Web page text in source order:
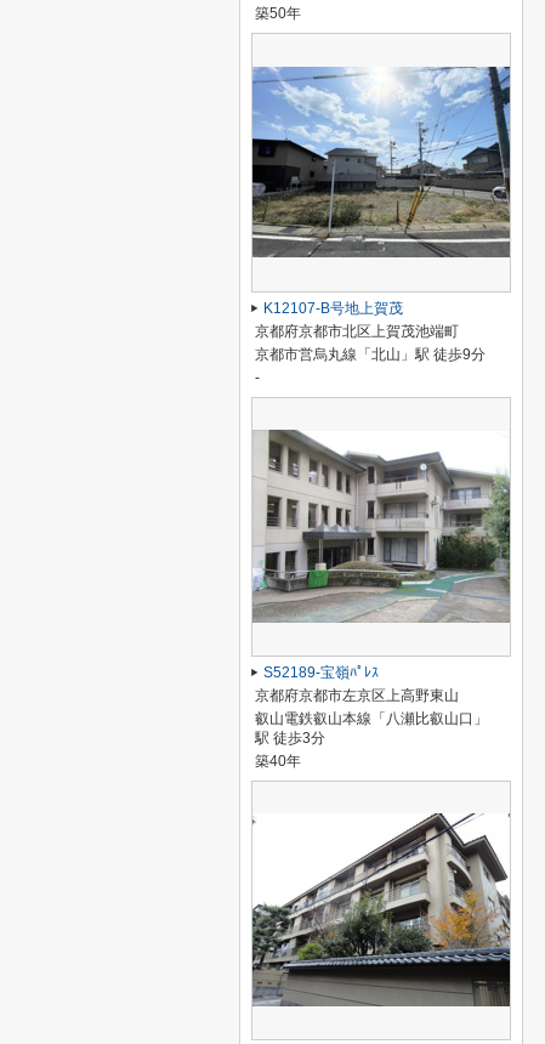
築50年
K12107-B号地上賀茂
京都府京都市北区上賀茂池端町
京都市営烏丸線「北山」駅 徒歩9分
-
S52189-宝嶺ﾊﾟﾚｽ
京都府京都市左京区上高野東山
叡山電鉄叡山本線「八瀬比叡山口」
駅 徒歩3分
築40年